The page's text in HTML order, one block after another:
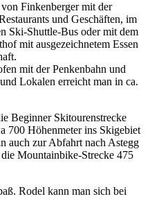
Finkenberger mit der
und Geschäften, im
Ski-Shuttle-Bus oder mit dem
mit ausgezeichnetem Essen
mit der Penkenbahn und
Lokalen erreicht man in ca.
Beginner Skitourenstrecke
700 Höhenmeter ins Skigebiet
auch zur Abfahrt nach Astegg
Mountainbike-Strecke 475
Rodel kann man sich bei